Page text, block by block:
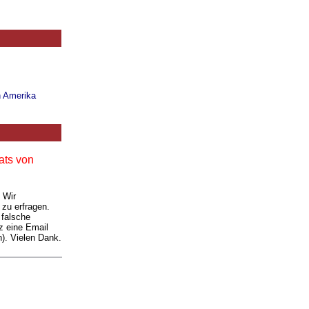
Amerika
von
Wir
erfragen.
eine Email
Vielen Dank.